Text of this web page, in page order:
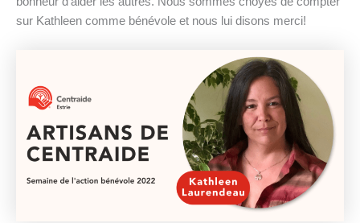
sur Kathleen comme bénévole et nous lui disons merci!